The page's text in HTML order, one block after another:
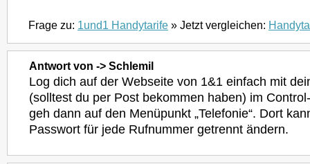
Frage zu: 1und1 Handytarife » Jetzt vergleichen:
Antwort von -> Schlemil
Log dich auf der Webseite von 1&1 einfach mit
(solltest du per Post bekommen haben) im
geh dann auf den Menüpunkt „Telefonie“. Dort
Passwort für jede Rufnummer getrennt ändern.